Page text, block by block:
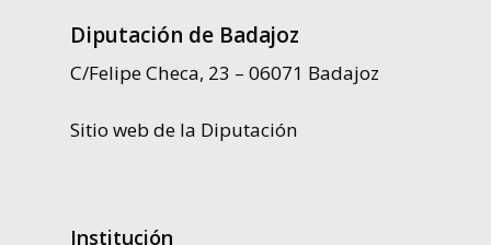
Diputación de Badajoz
C/Felipe Checa, 23 – 06071 Badajoz
Sitio web de la Diputación
Institución